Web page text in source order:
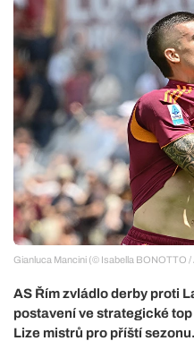
Gianluca Mancini (© Isabella BONOTTO /
AS Řím zvládlo derby proti
postavení ve strategické
Lize mistrů pro příští